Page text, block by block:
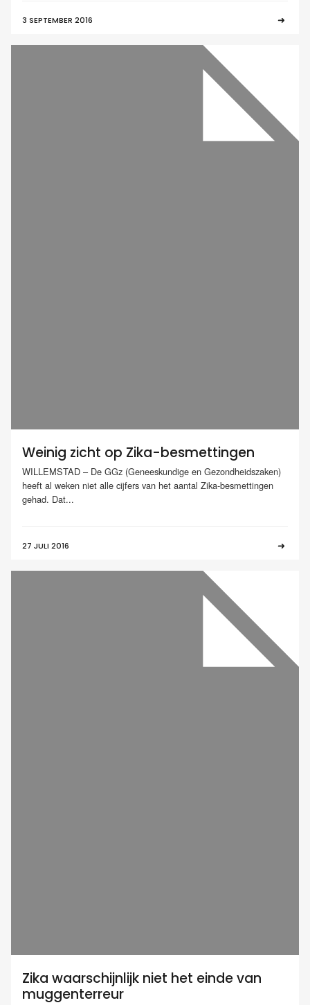
3 SEPTEMBER 2016
Weinig zicht op Zika-besmettingen
WILLEMSTAD – De GGz (Geneeskundige en Gezondheidszaken)
heeft al weken niet alle cijfers van het aantal Zika-besmettingen
gehad. Dat...
27 JULI 2016
Zika waarschijnlijk niet het einde van
muggenterreur